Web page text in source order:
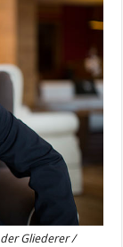
Gliederer /